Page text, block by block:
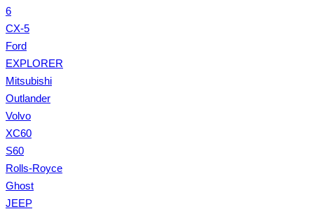
6
CX-5
Ford
EXPLORER
Mitsubishi
Outlander
Volvo
XC60
S60
Rolls-Royce
Ghost
JEEP